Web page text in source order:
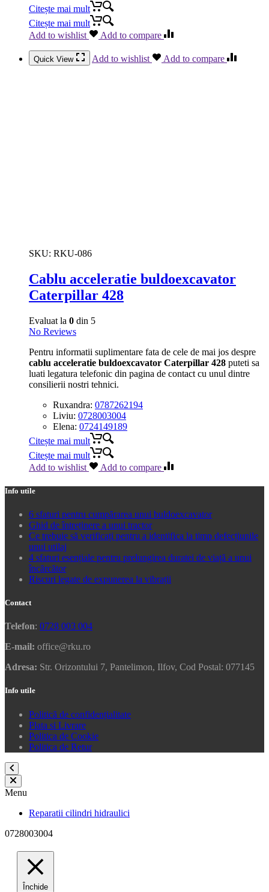
Citește mai mult
Citește mai mult
Add to wishlist
Add to compare
Quick View Add to wishlist Add to compare
SKU: RKU-086
Cablu acceleratie buldoexcavator
Caterpillar 428
Evaluat la 0 din 5
No Reviews
Pentru informatii suplimentare fata de cele de mai jos despre
cablu acceleratie buldoexcavator Caterpillar 428 puteti sa
luati legatura telefonic din pagina de contact cu unul dintre
consilierii nostri tehnici.
Ruxandra: 0787262194
Liviu: 0728003004
Elena: 0724149189
Citește mai mult
Citește mai mult
Add to wishlist
Add to compare
Info utile
6 sfaturi pentru cumpărarea unui buldoexcavator
Ghid de întreținere a unui tractor
Ce trebuie să verificați pentru a identifica la timp defecțiunile
unui utilaj
4 sfaturi esențiale pentru prelungirea duratei de viață a unui
încărcător
Riscuri legate de expunerea la vibrații
Contact
Telefon: 0728 003 004
E-mail: office@rku.ro
Adresa: Str. Orizontului 7, Pantelimon, Ilfov, Cod Postal: 077145
Info utile
Politică de confidențialitate
Plata si Livrare
Politica de Cookie
Politica de Retur
Menu
Reparatii cilindri hidraulici
0728003004
Închide